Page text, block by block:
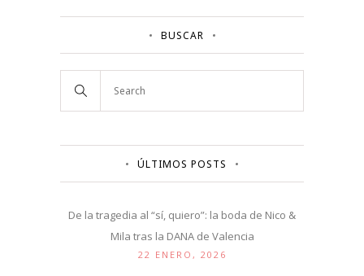
BUSCAR
ÚLTIMOS POSTS
De la tragedia al “sí, quiero”: la boda de Nico &
Mila tras la DANA de Valencia
22 ENERO, 2026